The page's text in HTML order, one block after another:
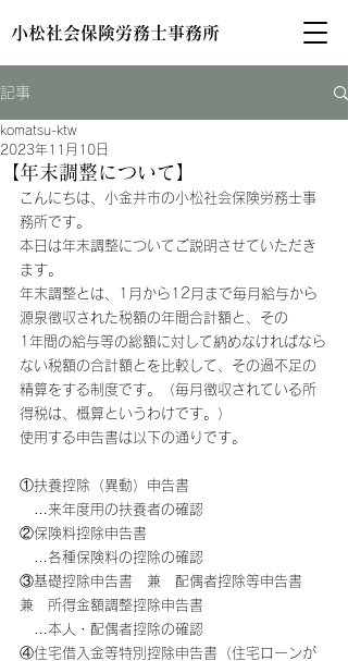
小松社会保険労務士事務所
記事
【年末調整について】
komatsu-ktw
2023年11月10日
こんにちは、小金井市の小松社会保険労務士事
務所です。
本日は年末調整についてご説明させていただき
ます。
年末調整とは、1月から12月まで毎月給与から
源泉徴収された税額の年間合計額と、その
1年間の給与等の総額に対して納めなければなら
ない税額の合計額とを比較して、その過不足の
精算をする制度です。（毎月徴収されている所
得税は、概算というわけです。）
使用する申告書は以下の通りです。
①扶養控除（異動）申告書
…来年度用の扶養者の確認
②保険料控除申告書
…各種保険料の控除の確認
③基礎控除申告書　兼　配偶者控除等申告書
兼　所得金額調整控除申告書
…本人・配偶者控除の確認
④住宅借入金等特別控除申告書（住宅ローンが